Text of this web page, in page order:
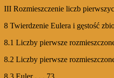
III Rozmieszczenie liczb
8 Twierdzenie Eulera i gęstość
8.1 Liczby pierwsze
8.2 Liczby pierwsze